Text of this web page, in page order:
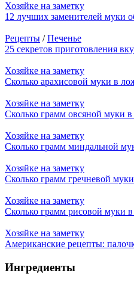
Хозяйке на заметку
12 лучших заменителей муки
Рецепты /Печенье
25 секретов приготовления
Хозяйке на заметку
Сколько арахисовой муки в
Хозяйке на заметку
Сколько грамм овсяной муки в
Хозяйке на заметку
Сколько грамм миндальной
Хозяйке на заметку
Сколько грамм гречневой
Хозяйке на заметку
Сколько грамм рисовой муки в
Хозяйке на заметку
Американские рецепты:
Ингредиенты